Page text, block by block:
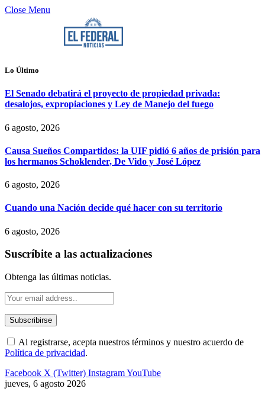
Close Menu
Lo Último
El Senado debatirá el proyecto de propiedad privada:
desalojos, expropiaciones y Ley de Manejo del fuego
6 agosto, 2026
Causa Sueños Compartidos: la UIF pidió 6 años de prisión para
los hermanos Schoklender, De Vido y José López
6 agosto, 2026
Cuando una Nación decide qué hacer con su territorio
6 agosto, 2026
Suscríbite a las actualizaciones
Obtenga las últimas noticias.
Al registrarse, acepta nuestros términos y nuestro acuerdo de
Política de privacidad.
Facebook X (Twitter) InstagramYouTube
jueves, 6 agosto 2026